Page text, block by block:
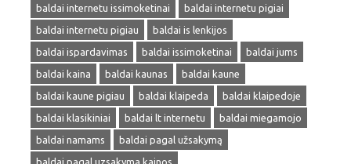
baldai internetu issimoketinai
baldai internetu pigiai
baldai internetu pigiau
baldai is lenkijos
baldai ispardavimas
baldai issimoketinai
baldai jums
baldai kaina
baldai kaunas
baldai kaune
baldai kaune pigiau
baldai klaipeda
baldai klaipedoje
baldai klasikiniai
baldai lt internetu
baldai miegamojo
baldai namams
baldai pagal užsakymą
baldai pagal uzsakyma kainos